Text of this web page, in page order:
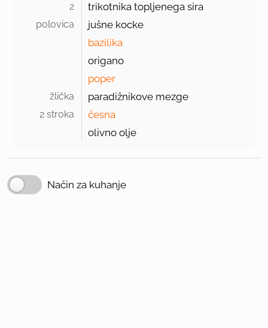
2 trikotnika topljenega sira
polovica
jušne kocke
bazilika
origano
poper
žlička paradižnikove mezge
2 stroka
česna
olivno olje
Način za kuhanje